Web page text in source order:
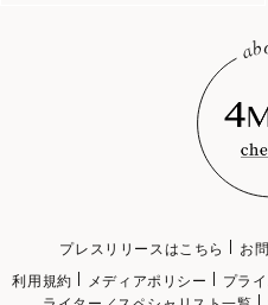
プレスリリースはこちら お
利用規約
メディアポリシー プラ